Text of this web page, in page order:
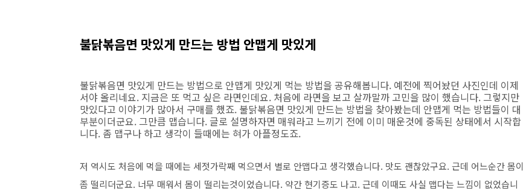
불닭볶음면 맛있게 만드는 방법 안맵게 맛있게
불닭볶음면 맛있게 만드는 방법으로 안맵게 맛있게 먹는 방법을 공유해봅니다. 예전에 찍어놨던 사진인데 이제
서야 올리네요. 지금은 또 먹고 싶은 라면인데요. 처음에 라면을 보고 살까말까 고민을 많이 했습니다. 그렇지만
맛있다고 이야기가 많아서 구매를 했죠. 불닭볶음면 맛있게 만드는 방법을 찾아봤는데 안맵게 먹는 방법들이 대
부분이더군요. 그만큼 맵습니다. 글로 설명하자면 매워라고 느끼기 전에 이미 매운것에 중독된 상태에서 시작합
니다. 좀 맵구나 하고 생각이 들때에는 혀가 아플정도죠.
저 역시도 처음에 먹을 때에는 세젓가락째 먹으면서 별로 안맵다고 생각했습니다. 맛도 괜찮았구요. 근데 어느순간 몸이
좀 떨리더군요. 너무 매워서 몸이 떨리는것이었습니다. 약간 현기증도 나고. 근데 이때도 사실 맵다는 느낌이 없었습니